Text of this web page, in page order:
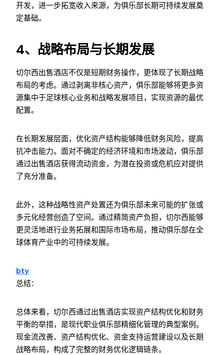
开发，进一步拓宽收入来源，为俱乐部长期可持续发展奠
定基础。
4、战略布局与长期发展
切尔西出售酒店不仅是短期财务操作，更体现了长期战略
布局的考虑。通过剥离非核心资产，俱乐部能够将更多资
源集中于足球核心业务和战略发展项目，实现资源的最优
配置。
在长期发展层面，优化资产结构能够降低财务风险，提高
抗冲击能力。面对不确定的经济环境和市场波动，俱乐部
通过出售酒店获得流动资金，为潜在投资或危机应对提供
了充分准备。
此外，这种战略性资产处置还为俱乐部未来可能的扩张或
多元化经营创造了空间。通过精简资产负担，切尔西能够
更灵活地进行业务拓展和国际市场布局，推动俱乐部在全
球体育产业中的可持续发展。
bty
总结：
总体来看，切尔西通过出售酒店实现资产结构优化和财务
平衡的举措，是现代职业俱乐部精细化管理的典型案例。
现金流改善、资产结构优化、资金支持运营建设以及长期
战略布局，构成了完整的财务优化逻辑链条。